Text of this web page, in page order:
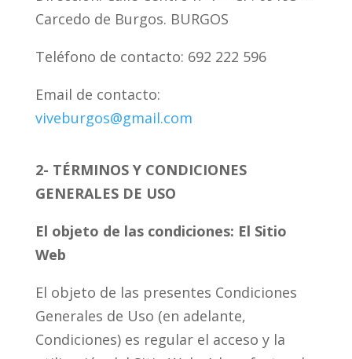
Carcedo de Burgos. BURGOS
Teléfono de contacto: 692 222 596
Email de contacto:
viveburgos@gmail.com
2- TÉRMINOS Y CONDICIONES
GENERALES DE USO
El objeto de las condiciones: El Sitio
Web
El objeto de las presentes Condiciones
Generales de Uso (en adelante,
Condiciones) es regular el acceso y la